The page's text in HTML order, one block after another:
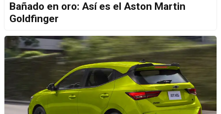
Bañado en oro: Así es el Aston Martin
Goldfinger